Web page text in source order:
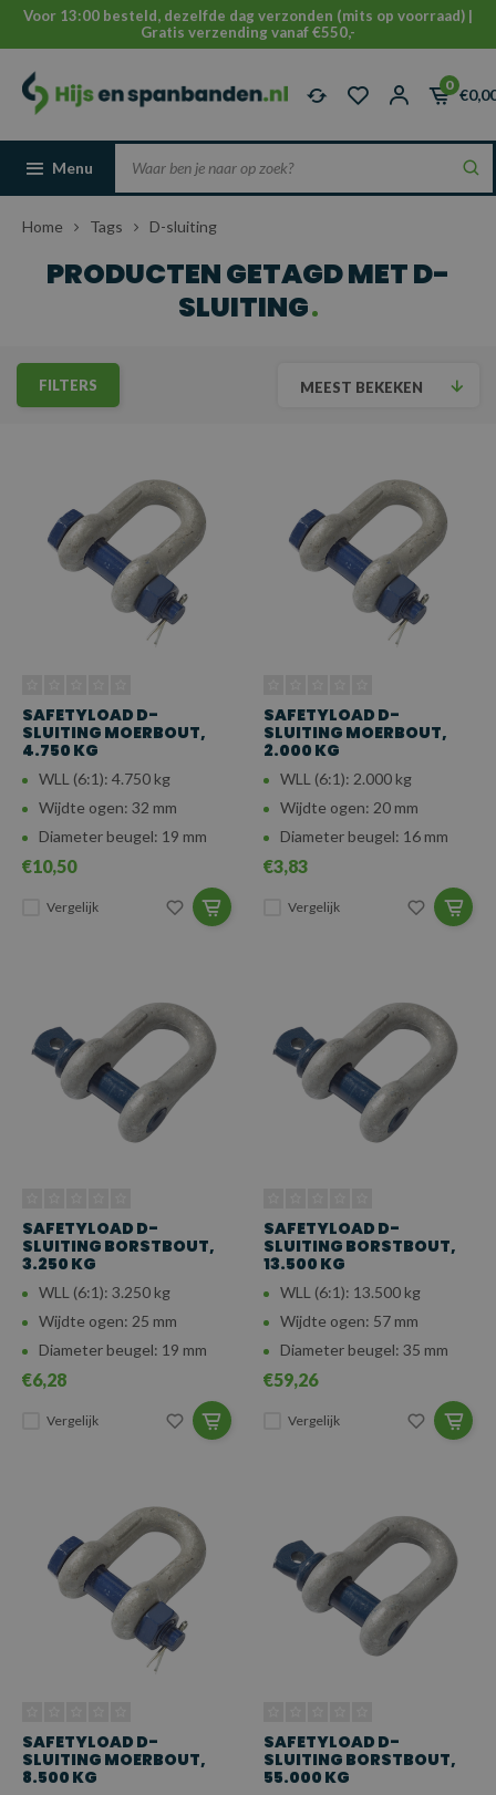
Voor 13:00 besteld, dezelfde dag verzonden (mits op voorraad) |
Gratis verzending vanaf €550,-
0
Menu
Home Tags D-sluiting
PRODUCTEN GETAGD MET D-
SLUITING
FILTERS MEEST BEKEKEN
SAFETYLOAD D-
SLUITING MOERBOUT,
4.750 KG
WLL (6:1): 4.750 kg
Wijdte ogen: 32 mm
Diameter beugel: 19 mm
€10,50
Vergelijk
SAFETYLOAD D-
SLUITING MOERBOUT,
2.000 KG
WLL (6:1): 2.000 kg
Wijdte ogen: 20 mm
Diameter beugel: 16 mm
€3,83
Vergelijk
SAFETYLOAD D-
SLUITING BORSTBOUT,
3.250 KG
WLL (6:1): 3.250 kg
Wijdte ogen: 25 mm
Diameter beugel: 19 mm
€6,28
Vergelijk
SAFETYLOAD D-
SLUITING BORSTBOUT,
13.500 KG
WLL (6:1): 13.500 kg
Wijdte ogen: 57 mm
Diameter beugel: 35 mm
€59,26
Vergelijk
SAFETYLOAD D-
SLUITING MOERBOUT,
8.500 KG
SAFETYLOAD D-
SLUITING BORSTBOUT,
55.000 KG